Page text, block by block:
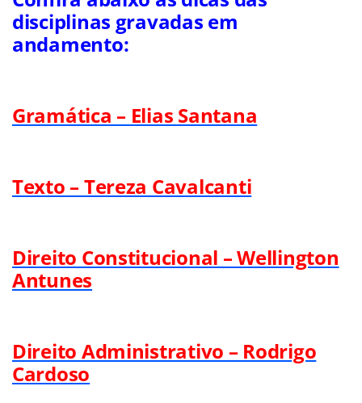
disciplinas gravadas em
andamento:
Gramática – Elias Santana
Texto – Tereza Cavalcanti
Direito Constitucional – Wellington
Antunes
Direito Administrativo – Rodrigo
Cardoso